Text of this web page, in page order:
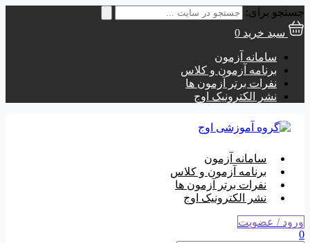
جستجو برای:
سبد خرید 0
سامانه آزمون
برنامه آزمون و کلاس
نفرات برتر آزمون ها
نشر الکترونیک اوج
سامانه آزمون
برنامه آزمون و کلاس
نفرات برتر آزمون ها
نشر الکترونیک اوج
ورود / عضویت
0